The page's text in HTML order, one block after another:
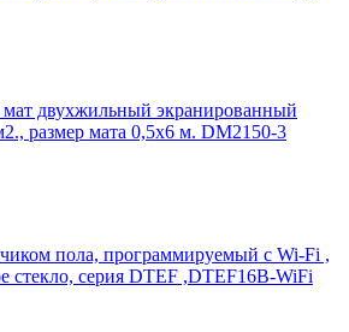
двухжильный экранированный
размер мата 0,5х6 м. DM2150-3
пола, программируемый с Wi-Fi ,
стекло, серия DTEF ,DTEF16B-WiFi